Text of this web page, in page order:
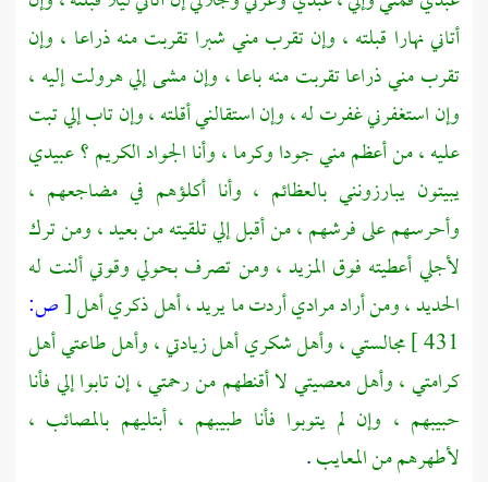
أتاني نهارا قبلته ، وإن تقرب مني شبرا تقربت منه ذراعا ، وإن
تقرب مني ذراعا تقربت منه باعا ، وإن مشى إلي هرولت إليه ،
وإن استغفرني غفرت له ، وإن استقالني أقلته ، وإن تاب إلي تبت
عليه ، من أعظم مني جودا وكرما ، وأنا الجواد الكريم ؟ عبيدي
يبيتون يبارزونني بالعظائم ، وأنا أكلؤهم في مضاجعهم ،
وأحرسهم على فرشهم ، من أقبل إلي تلقيته من بعيد ، ومن ترك
لأجلي أعطيته فوق المزيد ، ومن تصرف بحولي وقوتي ألنت له
الحديد ، ومن أراد مرادي أردت ما يريد ، أهل ذكري أهل[ص:
431 ] مجالستي ، وأهل شكري أهل زيادتي ، وأهل طاعتي أهل
كرامتي ، وأهل معصيتي لا أقنطهم من رحمتي ، إن تابوا إلي فأنا
حبيبهم ، وإن لم يتوبوا فأنا طبيبهم ، أبتليهم بالمصائب ،
لأطهرهم من المعايب.